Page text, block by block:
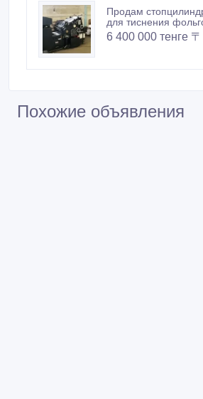
Продам
для тиснения
6 400 000 тенге 〒
Похожие объявления